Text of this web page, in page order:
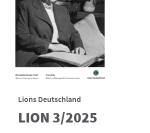
Lions Deutschland
LION 3/2025